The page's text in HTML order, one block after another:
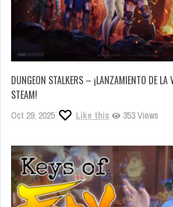
DUNGEON STALKERS – ¡LANZAMIENTO DE LA
STEAM!
Oct 29, 2025 Like this 353 Views